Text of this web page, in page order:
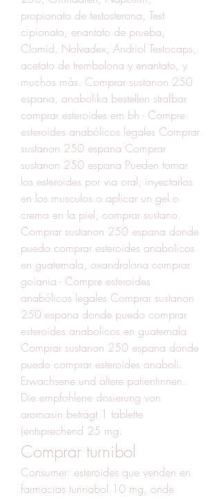
propionato de testosterona, Test
cipionato, enantato de prueba,
Clomid, Nolvadex, Andriol Testocaps,
acetato de trembolona y enantato, y
muchos más. Comprar sustanon 250
espana, anabolika bestellen strafbar
comprar esteroides em bh - Compre
esteroides anabólicos legales Comprar
sustanon 250 espana Comprar
sustanon 250 espana Pueden tomar
los esteroides por via oral, inyectarlos
en los musculos o aplicar un gel o
crema en la piel, comprar sustano.
Comprar sustanon 250 espana donde
puedo comprar esteroides anabolicos
en guatemala, oxandrolona comprar
goiania - Compre esteroides
anabólicos legales Comprar sustanon
250 espana donde puedo comprar
esteroides anabolicos en guatemala
Comprar sustanon 250 espana donde
puedo comprar esteroides anaboli.
Erwachsene und ältere patientinnen.
Die empfohlene dosierung von
aromasin beträgt 1 tablette
(entsprechend 25 mg.
Comprar turnibol
Consumer: esteroides que venden en
farmacias turinabol 10 mg, onde